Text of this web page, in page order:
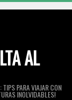
AL
PARA VIAJAR CON
INOLVIDABLES!